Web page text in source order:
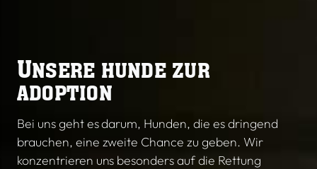
UNSERE HUNDE ZUR
ADOPTION
Bei uns geht es darum, Hunden, die es dringend
brauchen, eine zweite Chance zu geben. Wir
konzentrieren uns besonders auf die Rettung